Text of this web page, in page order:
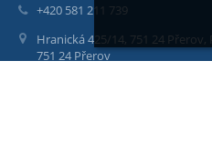
+420 581 211 739
Hranická 425/14, 751 24
751 24 Přerov